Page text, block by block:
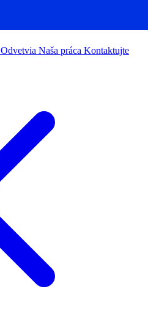
Odvetvia Naša práca Kontaktujte